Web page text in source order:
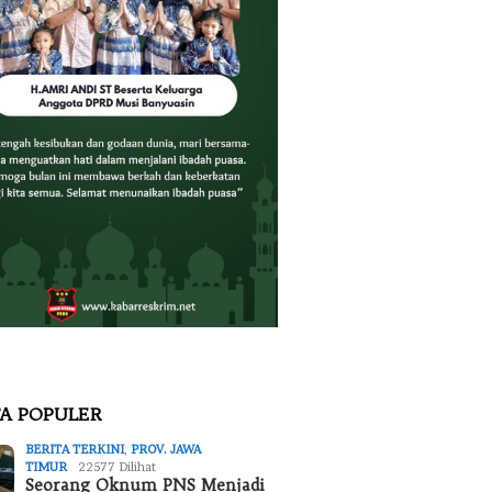
POPULER
BERITA TERKINI,PROV. JAWA
TIMUR
22577 Dilihat
Seorang Oknum PNS Menjadi